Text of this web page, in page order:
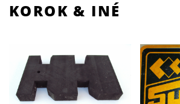
KOROK & INÉ